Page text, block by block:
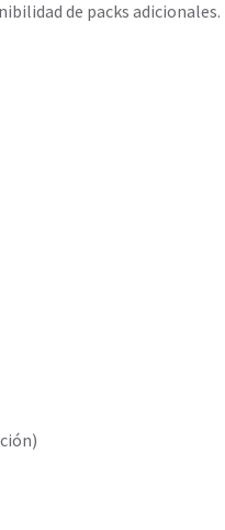
de packs adicionales.